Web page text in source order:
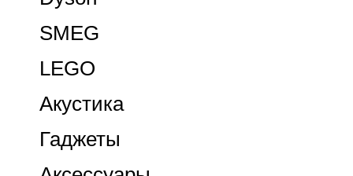
Гаджеты
Акустика
LEGO
SMEG